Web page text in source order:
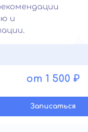
и
от 1 500 ₽
Записатьcя